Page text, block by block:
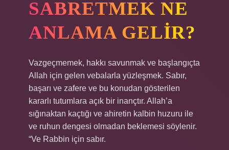
SABRETMEK NE
ANLAMA GELIR?
Vazgeçmemek, hakkı savunmak ve başlangıçta
Allah için gelen vebalarla yüzleşmek. Sabır,
başarı ve zafere ve bu konudan gösterilen
kararlı tutumlara açık bir inançtır. Allah’a
sığınaktan kaçtığı ve ahiretin kalbin huzuru ile
ve ruhun dengesi olmadan beklemesi söylenir.
“Ve Rabbin için sabır.